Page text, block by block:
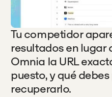
Tu competidor
resultados en lugar
Omnia la URL
puesto, y qué
recuperarlo.